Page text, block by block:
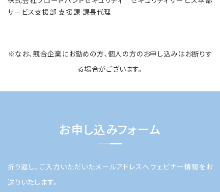
サービス支援部 支援課 課長代理
※なお、競合企業にお勤めの方、個人の方のお申し込みはお断りす
る場合がございます。
お申し込みフォーム
折り返し、ご入力いただいたメールアドレスへウェビナー情報をお
送りいたします。